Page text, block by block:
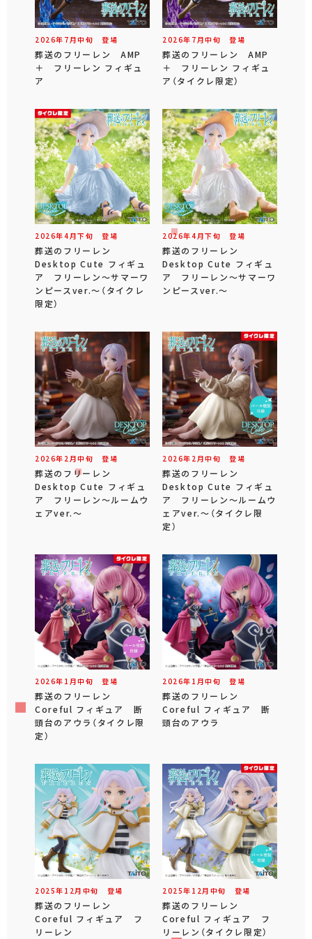
2026年 7 月中旬 登場
葬送のフリーレン AMP
＋ フリーレン フィギュ
ア
2026年 7 月中旬 登場
葬送のフリーレン AMP
＋ フリーレン フィギュ
ア（タイクレ限定）
2026年4 月下旬 登場
葬送のフリーレン
Desktop Cute フィギュ
ア フリーレン～サマーワ
ンピースver.～（タイクレ
限定）
2026年4 月下旬 登場
葬送のフリーレン
Desktop Cute フィギュ
ア フリーレン～サマーワ
ンピースver.～
2026年 2 月中旬 登場
葬送のフリーレン
Desktop Cute フィギュ
ア フリーレン～ルームウ
ェアver.～
2026年 2 月中旬 登場
葬送のフリーレン
Desktop Cute フィギュ
ア フリーレン～ルームウ
ェアver.～（タイクレ限
定）
2026年 1 月中旬 登場
葬送のフリーレン
Coreful フィギュア 断
頭台のアウラ（タイクレ限
定）
2026年 1 月中旬 登場
葬送のフリーレン
Coreful フィギュア 断
頭台のアウラ
2025年 12 月 中旬 登場
葬送のフリーレン
Coreful フィギュア フ
リーレン
2025年 12 月 中旬 登場
葬送のフリーレン
Coreful フィギュア フ
リーレン（タイクレ限定）